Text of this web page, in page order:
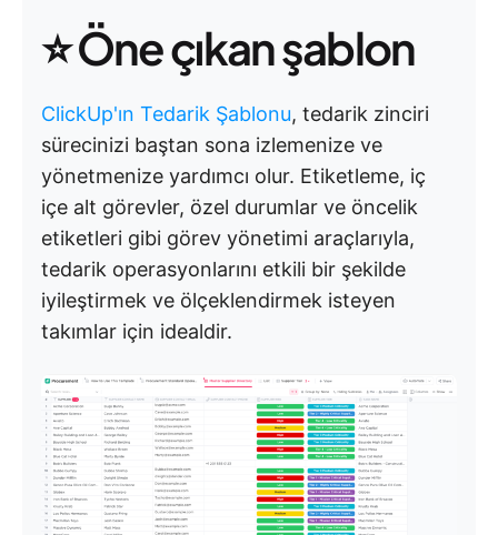
⭐️ Öne çıkan şablon
ClickUp'ın Tedarik Şablonu, tedarik zinciri
sürecinizi baştan sona izlemenize ve
yönetmenize yardımcı olur. Etiketleme, iç
içe alt görevler, özel durumlar ve öncelik
etiketleri gibi görev yönetimi araçlarıyla,
tedarik operasyonlarını etkili bir şekilde
iyileştirmek ve ölçeklendirmek isteyen
takımlar için idealdir.